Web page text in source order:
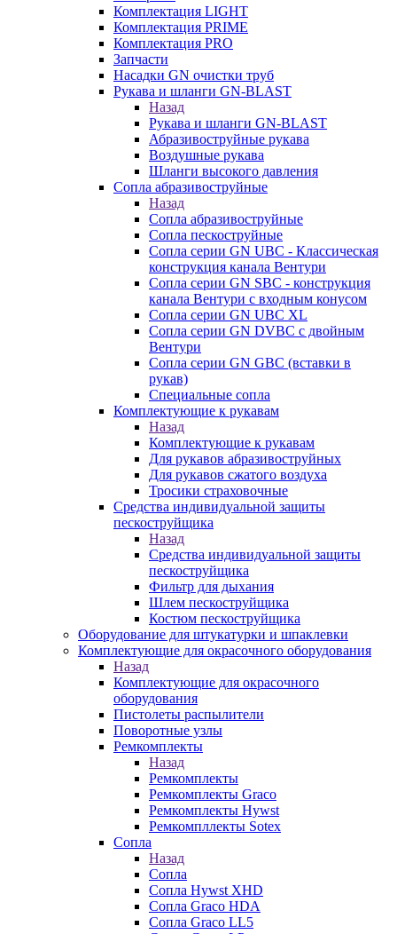
Комплектация LIGHT
Комплектация PRIME
Комплектация PRO
Запчасти
Насадки GN очистки труб
Рукава и шланги GN-BLAST
Назад
Рукава и шланги GN-BLAST
Абразивоструйные рукава
Воздушные рукава
Шланги высокого давления
Сопла абразивоструйные
Назад
Сопла абразивоструйные
Сопла пескоструйные
Сопла серии GN UBC - Классическая
конструкция канала Вентури
Сопла серии GN SBC - конструкция
канала Вентури c входным конусом
Сопла серии GN UBC XL
Сопла серии GN DVBC с двойным
Вентури
Сопла серии GN GBC (вставки в
рукав)
Специальные сопла
Комплектующие к рукавам
Назад
Комплектующие к рукавам
Для рукавов абразивоструйных
Для рукавов сжатого воздуха
Тросики страховочные
Средства индивидуальной защиты
пескоструйщика
Назад
Средства индивидуальной защиты
пескоструйщика
Фильтр для дыхания
Шлем пескоструйщика
Костюм пескоструйщика
Оборудование для штукатурки и шпаклевки
Комплектующие для окрасочного оборудования
Назад
Комплектующие для окрасочного
оборудования
Пистолеты распылители
Поворотные узлы
Ремкомплекты
Назад
Ремкомплекты
Ремкомплекты Graco
Ремкомплекты Hywst
Ремкомпллекты Sotex
Сопла
Назад
Сопла
Сопла Hywst XHD
Сопла Graco HDA
Сопла Graco LL5